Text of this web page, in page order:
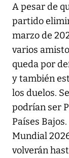
A pesar de
partido
marzo de
varios
queda por
y también
los duelos.
podrían ser
Países
Mundial
volverán